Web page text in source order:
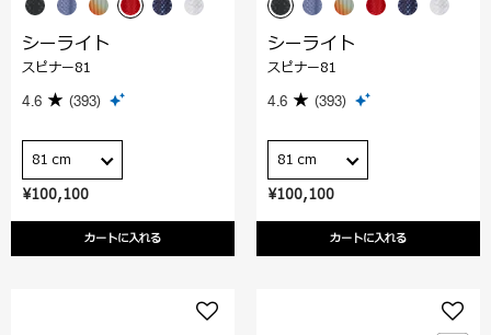
¥100,100
カートに入れる
シーライト
スピナー81
4.6 (393)
81 cm
¥100,100
カートに入れる
シーライト
スピナー81
4.6 (393)
81 cm